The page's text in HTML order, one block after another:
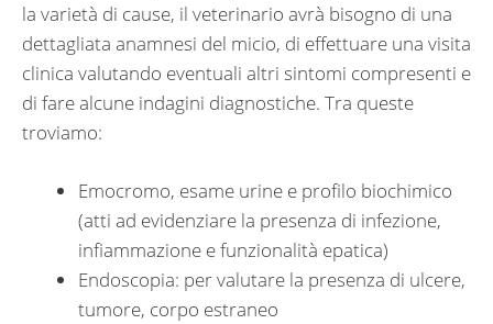
la varietà di cause, il veterinario avrà bisogno di una
dettagliata anamnesi del micio, di effettuare una visita
clinica valutando eventuali altri sintomi compresenti e
di fare alcune indagini diagnostiche. Tra queste
troviamo:
Emocromo, esame urine e profilo biochimico
(atti ad evidenziare la presenza di infezione,
infiammazione e funzionalità epatica)
Endoscopia: per valutare la presenza di ulcere,
tumore, corpo estraneo